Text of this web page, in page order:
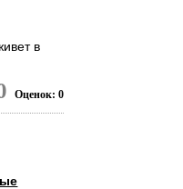
в
Оценок: 0